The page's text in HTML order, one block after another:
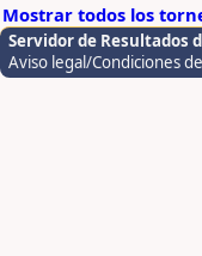
Mostrar todos los
Servidor de Resultados
Aviso legal/Condiciones